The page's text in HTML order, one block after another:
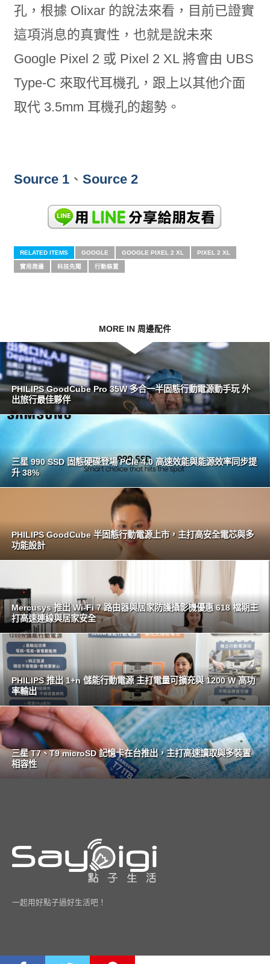
孔，根據 Olixar 的說法來看，目前已證實
這項消息的真實性，也就是說未來
Google Pixel 2 或 Pixel 2 XL 將會由 UBS
Type-C 來取代耳機孔，跟上以其他介面
取代 3.5mm 耳機孔的趨勢。
Source 1、 Source 2
RELATED ITEMS GOOGLE GOOGLE PIXEL 2 XL PIXEL 2 XL
實用周邊 科技先聞 行動裝置
MORE IN 周邊配件
PHILIPS GoodCube Pro 35W 多合一半固態行動電源動手玩 外
出旅行最佳夥伴
三星 990 SSD 固態硬碟登場 PCIe 4.0 高速效能與能源效率同步提
升 38%
PHILIPS GoodCube 半固態行動電源上市，主打高安全電芯與多
功能設計
Mercusys 推出 Wi-Fi 7 路由器與居家防護攝影機優惠 618 檔期主
打高速連線與居家安全
PHILIPS 推出 1+n 儲能行動電源 主打電量可擴充與 1200 W 高功
率輸出
三星 T7、T9 microSD 記憶卡在台推出，主打高速讀取與多裝置
相容性
一起用好點子過好生活吧！